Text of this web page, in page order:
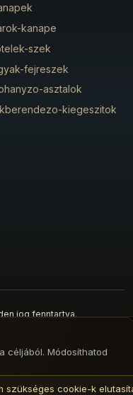
kanape
szek
fejreszek
asztalok
kiegeszitok
jog fenntartva.
céljából. Módosíthatod
szükséges cookie-k